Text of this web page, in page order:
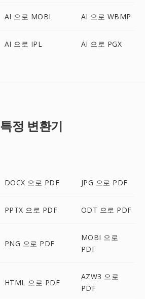
AI 으로 MOBI AI 으로 WBMP
AI 으로 IPL AI 으로 PGX
특정 변환기
DOCX 으로 PDF JPG 으로 PDF
PPTX 으로 PDF ODT 으로 PDF
PNG 으로 PDF
MOBI 으로
PDF
HTML 으로 PDF
AZW3 으로
PDF